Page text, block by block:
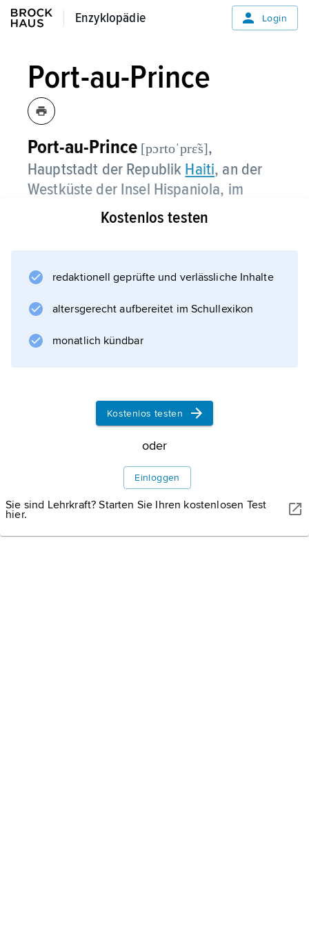
Enzyklopädie
Enzyklopädie Login
Port-au-Prince
Port-au-Prince [pɔrtoˈprε̃s],
Hauptstadt der Republik Haiti, an der
Westküste der Insel Hispaniola, im
Innern des Golfs von Gonaïves, am Fuß
des Massif de la Selle, (2009)
Agglomeration geschätzt mehr als
2,5 Mio. Einwohner).
Kostenlos testen
redaktionell geprüfte und verlässliche Inhalte
altersgerecht aufbereitet im Schullexikon
monatlich kündbar
Kostenlos testen
oder
Einloggen
Sie sind Lehrkraft? Starten Sie Ihren kostenlosen Test
hier.